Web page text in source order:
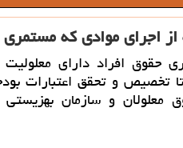
از اجرای موادی كه
حقوق افراد دارای معلولیت
و تحقق اعتبارات
معلولان و سازمان بهزیستی